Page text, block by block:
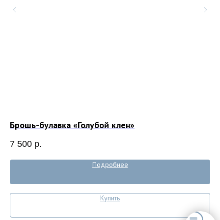
Брошь-булавка «Голубой клен»
7 500 р.
Подробнее
Купить